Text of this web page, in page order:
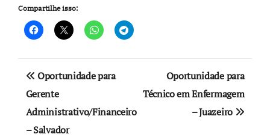
Compartilhe isso:
Navegação
de
Post
Oportunidade para
Gerente
Administrativo/Financeiro
– Salvador
Oportunidade para
Técnico em Enfermagem
– Juazeiro